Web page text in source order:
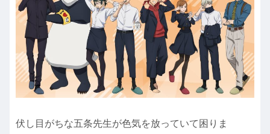
伏し目がちな五条先生が色気を放っていて困りま